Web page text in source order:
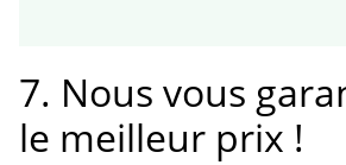
7. Nous vous
le meilleur prix !